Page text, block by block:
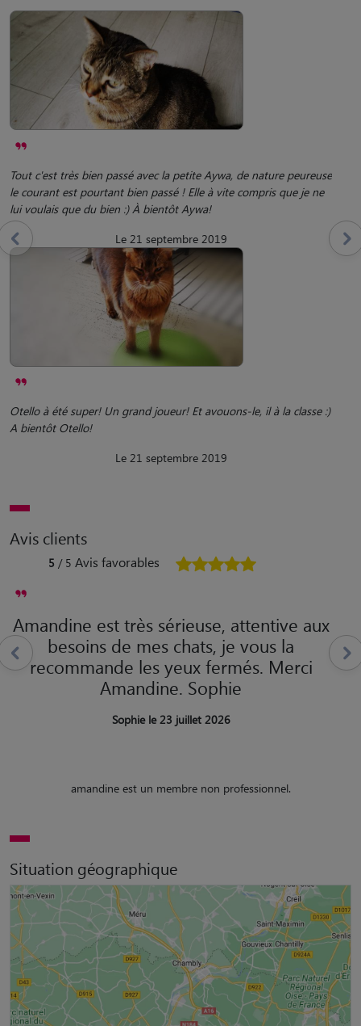
Tout c'est très bien passé avec la petite Aywa, de nature peureuse
le courant est pourtant bien passé ! Elle à vite compris que je ne
lui voulais que du bien :) À bientôt Aywa!
Le 21 septembre 2019
Otello à été super! Un grand joueur! Et avouons-le, il à la classe :)
A bientôt Otello!
Le 21 septembre 2019
Avis clients
5 / 5 Avis favorables
Amandine est très sérieuse, attentive aux
besoins de mes chats, je vous la
recommande les yeux fermés. Merci
Amandine. Sophie
Sophie le 23 juillet 2026
amandine est un membre non professionnel.
Situation géographique